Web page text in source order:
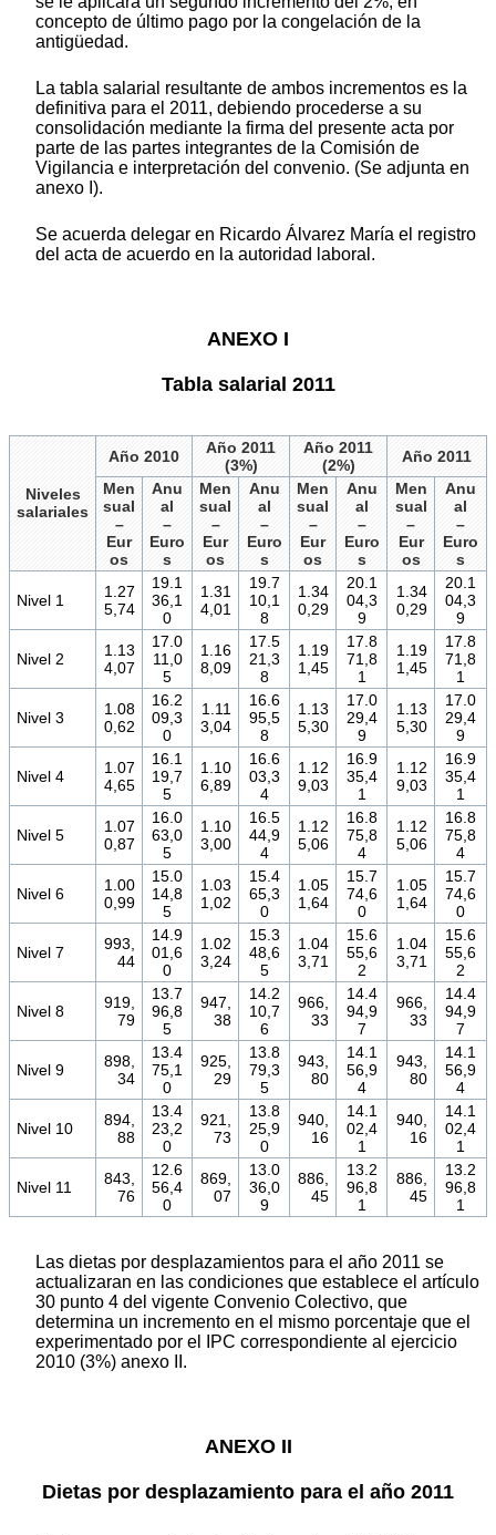
concepto de último pago por la congelación de la
antigüedad.
La tabla salarial resultante de ambos incrementos es la
definitiva para el 2011, debiendo procederse a su
consolidación mediante la firma del presente acta por
parte de las partes integrantes de la Comisión de
Vigilancia e interpretación del convenio. (Se adjunta en
anexo I).
Se acuerda delegar en Ricardo Álvarez María el registro
del acta de acuerdo en la autoridad laboral.
ANEXO I
Tabla salarial 2011
Niveles
salariales
Año 2010
Año 2011
(3%)
Año 2011
(2%)
Año 2011
Men
sual
–
Eur
os
Anu
al
–
Euro
s
Men
sual
–
Eur
os
Anu
al
–
Euro
s
Men
sual
–
Eur
os
Anu
al
–
Euro
s
Men
sual
–
Eur
os
Anu
al
–
Euro
s
Nivel 1
1.27
5,74
19.1
36,1
0
1.31
4,01
19.7
10,1
8
1.34
0,29
20.1
04,3
9
1.34
0,29
20.1
04,3
9
Nivel 2
1.13
4,07
17.0
11,0
5
1.16
8,09
17.5
21,3
8
1.19
1,45
17.8
71,8
1
1.19
1,45
17.8
71,8
1
Nivel 3
1.08
0,62
16.2
09,3
0
1.11
3,04
16.6
95,5
8
1.13
5,30
17.0
29,4
9
1.13
5,30
17.0
29,4
9
Nivel 4
1.07
4,65
16.1
19,7
5
1.10
6,89
16.6
03,3
4
1.12
9,03
16.9
35,4
1
1.12
9,03
16.9
35,4
1
Nivel 5
1.07
0,87
16.0
63,0
5
1.10
3,00
16.5
44,9
4
1.12
5,06
16.8
75,8
4
1.12
5,06
16.8
75,8
4
Nivel 6
1.00
0,99
15.0
14,8
5
1.03
1,02
15.4
65,3
0
1.05
1,64
15.7
74,6
0
1.05
1,64
15.7
74,6
0
Nivel 7
993,
44
14.9
01,6
0
1.02
3,24
15.3
48,6
5
1.04
3,71
15.6
55,6
2
1.04
3,71
15.6
55,6
2
Nivel 8
919,
79
13.7
96,8
5
947,
38
14.2
10,7
6
966,
33
14.4
94,9
7
966,
33
14.4
94,9
7
Nivel 9
898,
34
13.4
75,1
0
925,
29
13.8
79,3
5
943,
80
14.1
56,9
4
943,
80
14.1
56,9
4
Nivel 10
894,
88
13.4
23,2
0
921,
73
13.8
25,9
0
940,
16
14.1
02,4
1
940,
16
14.1
02,4
1
Nivel 11
843,
76
12.6
56,4
0
869,
07
13.0
36,0
9
886,
45
13.2
96,8
1
886,
45
13.2
96,8
1
Las dietas por desplazamientos para el año 2011 se
actualizaran en las condiciones que establece el artículo
30 punto 4 del vigente Convenio Colectivo, que
determina un incremento en el mismo porcentaje que el
experimentado por el IPC correspondiente al ejercicio
2010 (3%) anexo II.
ANEXO II
Dietas por desplazamiento para el año 2011